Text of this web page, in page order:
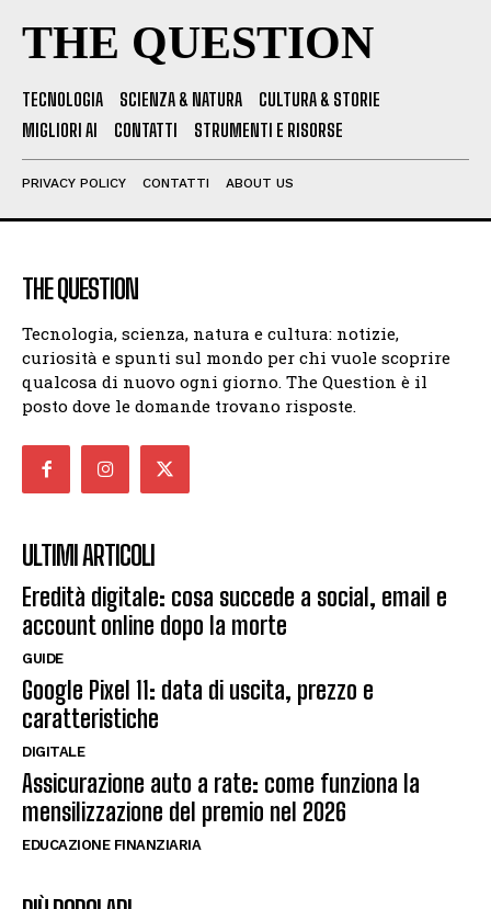
THE QUESTION
TECNOLOGIA SCIENZA & NATURA
CULTURA & STORIE
MIGLIORI AI
CONTATTI STRUMENTI E RISORSE
PRIVACY POLICY CONTATTI ABOUT US
THE QUESTION
Tecnologia, scienza, natura e cultura: notizie,
curiosità e spunti sul mondo per chi vuole scoprire
qualcosa di nuovo ogni giorno. The Question è il
posto dove le domande trovano risposte.
ULTIMI ARTICOLI
Eredità digitale: cosa succede a social, email e
account online dopo la morte
GUIDE
Google Pixel 11: data di uscita, prezzo e
caratteristiche
DIGITALE
Assicurazione auto a rate: come funziona la
mensilizzazione del premio nel 2026
EDUCAZIONE FINANZIARIA